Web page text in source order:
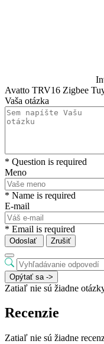
Avatto TRV16 Zigbee
Vaša otázka
* Question is required
Meno
* Name is required
E-mail
* Email is required
Odoslať Zrušiť
Opýtať sa ->
Zatiaľ nie sú žiadne
Recenzie
Zatiaľ nie sú žiadne